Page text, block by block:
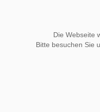
Die Webseite
Bitte besuchen Sie